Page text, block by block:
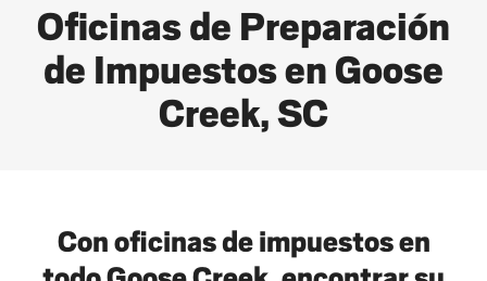
Oficinas de Preparación
de Impuestos en Goose
Creek, SC
Con oficinas de impuestos en